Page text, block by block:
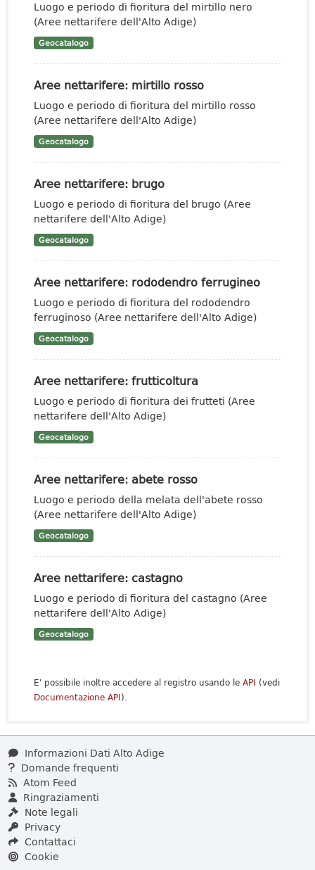
Luogo e periodo di fioritura del mirtillo nero
(Aree nettarifere dell'Alto Adige)
Geocatalogo
Aree nettarifere: mirtillo rosso
Luogo e periodo di fioritura del mirtillo rosso
(Aree nettarifere dell'Alto Adige)
Geocatalogo
Aree nettarifere: brugo
Luogo e periodo di fioritura del brugo (Aree
nettarifere dell'Alto Adige)
Geocatalogo
Aree nettarifere: rododendro ferrugineo
Luogo e periodo di fioritura del rododendro
ferruginoso (Aree nettarifere dell'Alto Adige)
Geocatalogo
Aree nettarifere: frutticoltura
Luogo e periodo di fioritura dei frutteti (Aree
nettarifere dell'Alto Adige)
Geocatalogo
Aree nettarifere: abete rosso
Luogo e periodo della melata dell'abete rosso
(Aree nettarifere dell'Alto Adige)
Geocatalogo
Aree nettarifere: castagno
Luogo e periodo di fioritura del castagno (Aree
nettarifere dell'Alto Adige)
Geocatalogo
E' possibile inoltre accedere al registro usando le API (vedi
Documentazione API).
Informazioni Dati Alto Adige
Domande frequenti
Atom Feed
Ringraziamenti
Note legali
Privacy
Contattaci
Cookie